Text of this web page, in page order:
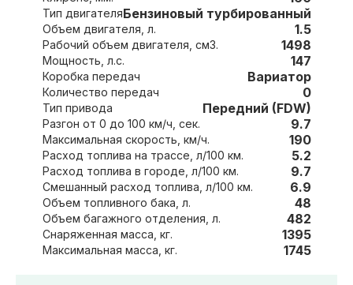
Тип двигателяБензиновый турбированный
Объем двигателя, л. 1.5
Рабочий объем двигателя, см3. 1498
Мощность, л.с. 147
Коробка передач Вариатор
Количество передач 0
Тип привода Передний (FDW)
Разгон от 0 до 100 км/ч, сек. 9.7
Максимальная скорость, км/ч. 190
Расход топлива на трассе, л/100 км. 5.2
Расход топлива в городе, л/100 км. 9.7
Смешанный расход топлива, л/100 км. 6.9
Объем топливного бака, л. 48
Объем багажного отделения, л. 482
Снаряженная масса, кг. 1395
Максимальная масса, кг. 1745